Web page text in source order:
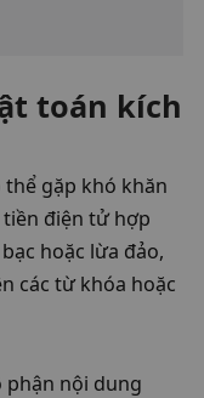
toán kích
gặp khó khăn
điện tử hợp
hoặc lừa đảo,
các từ khóa hoặc
nội dung